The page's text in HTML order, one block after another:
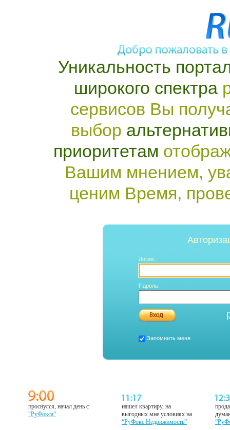
Уникальность
широкого спектра
сервисов Вы
выбор
приоритетам
Вашим мнением,
ценим Время,
Логин:
Пароль:
Запомнить меня
проснулся, начал день с
“РуФокса”
нашел квартиру, на
выгодных мне условиях на
“РуФокс Недвижимость”